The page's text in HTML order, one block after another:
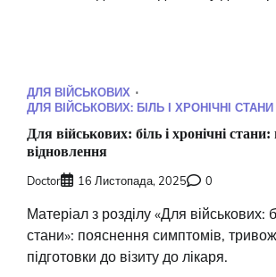
ДЛЯ ВІЙСЬКОВИХ
ДЛЯ ВІЙСЬКОВИХ: БІЛЬ І ХРОНІЧНІ СТАНИ
Для військових: біль і хронічні
відновлення
Doctor 16 Листопада, 2025 0
Матеріал з розділу «Для військових:
стани»: пояснення симптомів,
підготовки до візиту до лікаря.